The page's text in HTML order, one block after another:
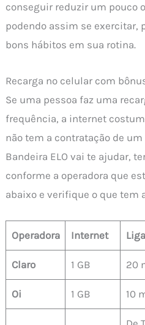
conseguir reduzir um pouco
podendo assim se exercitar,
bons hábitos em sua rotina.
Recarga no celular com
Se uma pessoa faz uma
frequência, a internet
não tem a contratação de um
Bandeira ELO vai te ajudar,
conforme a operadora que
abaixo e verifique o que tem
Operadora Internet
Claro 1 GB 20
Oi 1 GB 10